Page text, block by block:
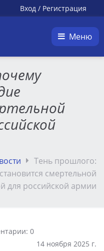
Вход / Регистрация
Меню
Тень прошлого:
смертельной
для российской армии
0
14 ноября 2025 г.